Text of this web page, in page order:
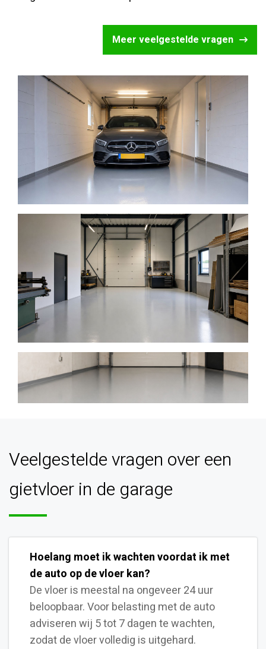
Meer veelgestelde vragen
Veelgestelde vragen over een
gietvloer in de garage
Hoelang moet ik wachten voordat ik met
de auto op de vloer kan?
De vloer is meestal na ongeveer 24 uur
beloopbaar. Voor belasting met de auto
adviseren wij 5 tot 7 dagen te wachten,
zodat de vloer volledig is uitgehard.